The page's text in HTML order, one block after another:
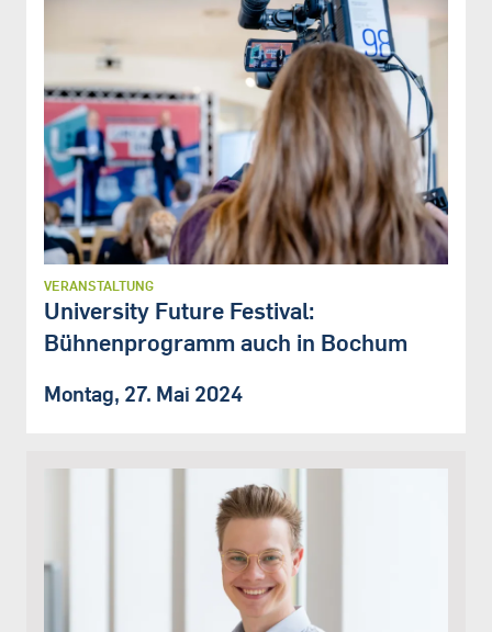
VERANSTALTUNG
University Future Festival:
Bühnenprogramm auch in Bochum
Montag, 27. Mai 2024